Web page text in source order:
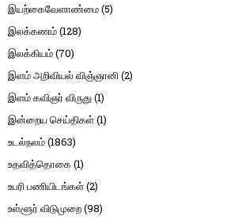
இயற்கைவேளாண்மை(5)
இலக்கணம்(128)
இலக்கியம்(70)
இளம் அறிவியல் விஞ்ஞானி(2)
இளம் கவிஞர் விருது(1)
இன்றைய செய்திகள்(1)
உடல்நலம்(1863)
உதவித்தொகை(1)
உபரி பணியிடங்கள்(2)
உள்ளூர் விடுமுறை(98)